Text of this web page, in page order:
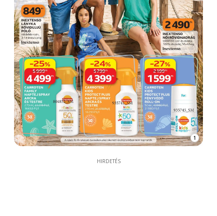
1
HIRDETÉS